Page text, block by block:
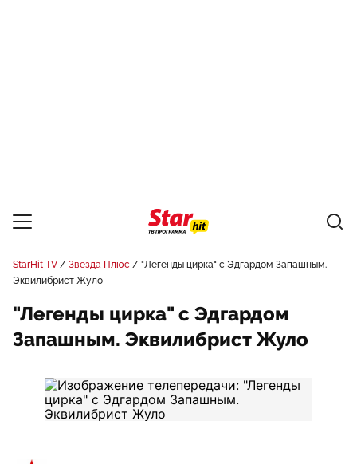
StarHit TV Звезда Плюс
"Легенды цирка" с Эдгардом Запашным.
Эквилибрист Жуло
"Легенды цирка" с Эдгардом
Запашным. Эквилибрист Жуло